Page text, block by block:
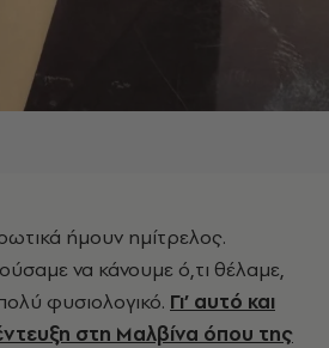
να κάνουμε ό,τι θέλαμε,
φυσιολογικό. Γι’ αυτό και
στη Μαλβίνα όπου της